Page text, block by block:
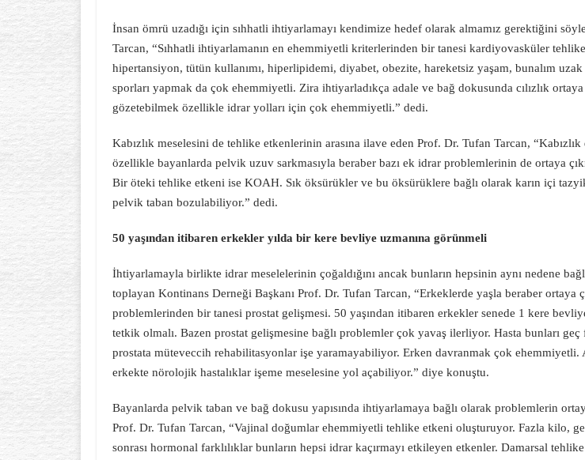
İnsan ömrü uzadığı için sıhhatli ihtiyarlamayı kendimize hedef olarak almamız gerektiğini
Tarcan, “Sıhhatli ihtiyarlamanın en ehemmiyetli kriterlerinden bir tanesi kardiyovasküler
hipertansiyon, tütün kullanımı, hiperlipidemi, diyabet, obezite, hareketsiz yaşam, bunalım
sporları yapmak da çok ehemmiyetli. Zira ihtiyarladıkça adale ve bağ dokusunda cılızlık ortaya
gözetebilmek özellikle idrar yolları için çok ehemmiyetli.” dedi.
Kabızlık meselesini de tehlike etkenlerinin arasına ilave eden Prof. Dr. Tufan Tarcan, “Kabızlık
özellikle bayanlarda pelvik uzuv sarkmasıyla beraber bazı ek idrar problemlerinin de ortaya
Bir öteki tehlike etkeni ise KOAH. Sık öksürükler ve bu öksürüklere bağlı olarak karın içi
pelvik taban bozulabiliyor.” dedi.
50 yaşından itibaren erkekler yılda bir kere bevliye uzmanına görünmeli
İhtiyarlamayla birlikte idrar meselelerinin çoğaldığını ancak bunların hepsinin aynı nedene
toplayan Kontinans Derneği Başkanı Prof. Dr. Tufan Tarcan, “Erkeklerde yaşla beraber ortaya
problemlerinden bir tanesi prostat gelişmesi. 50 yaşından itibaren erkekler senede 1 kere
tetkik olmalı. Bazen prostat gelişmesine bağlı problemler çok yavaş ilerliyor. Hasta bunları
prostata müteveccih rehabilitasyonlar işe yaramayabiliyor. Erken davranmak çok ehemmiyetli.
erkekte nörolojik hastalıklar işeme meselesine yol açabiliyor.” diye konuştu.
Bayanlarda pelvik taban ve bağ dokusu yapısında ihtiyarlamaya bağlı olarak problemlerin
Prof. Dr. Tufan Tarcan, “Vajinal doğumlar ehemmiyetli tehlike etkeni oluşturuyor. Fazla kilo,
sonrası hormonal farklılıklar bunların hepsi idrar kaçırmayı etkileyen etkenler. Damarsal